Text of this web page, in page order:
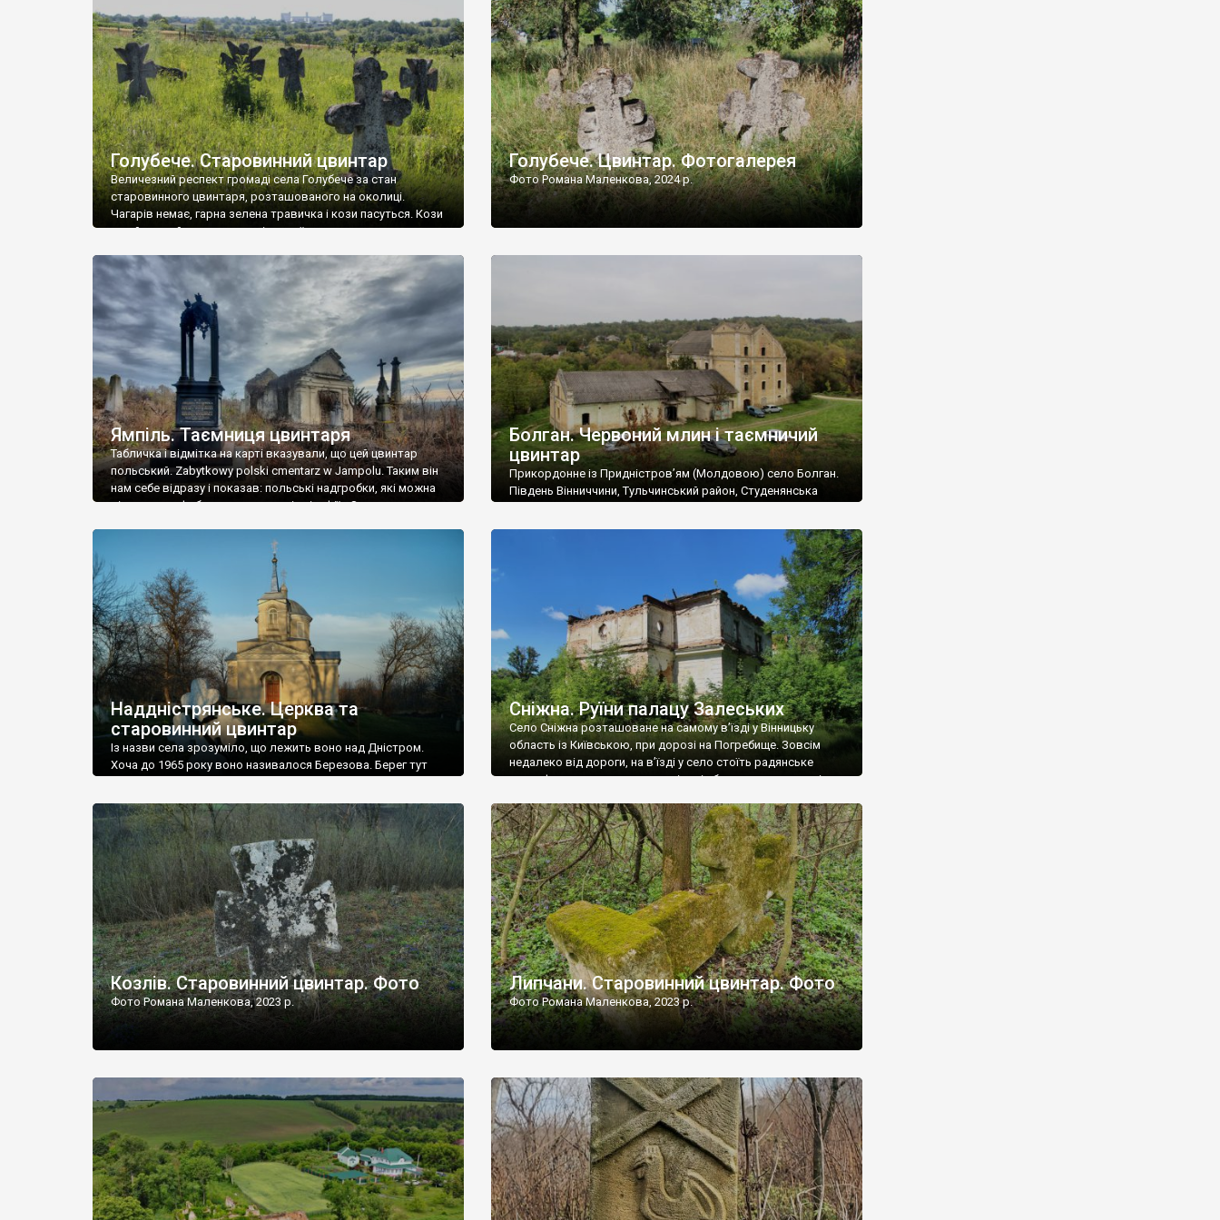
[…]
Голубече. Старовинний цвинтар
Величезний респект громаді села Голубече за стан
старовинного цвинтаря, розташованого на околиці.
Чагарів немає, гарна зелена травичка і кози пасуться. Кози
– найкращий регулятор шкідливої, для старих кладовищ,
бруньками, кози ті бруньки обгризають, бо то улюблений
делікатес. На цвинтарі у Голубечому ціла колекція
різноманітних форм хрестів. Село відносно невелике, […]
Голубече. Цвинтар. Фотогалерея
Фото Романа Маленкова, 2024 р.
Ямпіль. Таємниця цвинтаря
Табличка і відмітка на карті вказували, що цей цвинтар
польський. Zabytkowy polski cmentarz w Jampolu. Таким він
нам себе відразу і показав: польські надгробки, які можна
віднести до фабричних, польські епітафії… Загалом цвинтар
виявилося більше семи гектарів. Перше враження про
абсолютну звичайність польського цвинтаря виявилося
оманливим – […]
Болган. Червоний млин і таємничий
цвинтар
Прикордонне із Придністров’ям (Молдовою) село Болган.
Південь Вінниччини, Тульчинський район, Студенянська
старовинний цвинтар із кам’яними хрестами. Всі епітафії, які
збереглися, написані кирилицею, церковнослов’янською
мовою. За всіма традиційними ознаками – цвинтар
український. Хрести датуються 19 століттям. У 1924-1940
роках Болган […]
Наддністрянське. Церква та
старовинний цвинтар
Із назви села зрозуміло, що лежить воно над Дністром.
Хоча до 1965 року воно називалося Березова. Берег тут
Наддністрянське відрізняється від більшості навколишніх
сіл. У селі є мурована Михайлівська церква. Точної дати […]
Сніжна. Руїни палацу Залеських
Село Сніжна розташоване на самому в’їзді у Вінницьку
область із Київською, при дорозі на Погребище. Зовсім
недалеко від дороги, на в’їзді у село стоїть радянське
рельєфне пано, яке показує жінку і яблуню, а трохи далі,
дороги їх не видно, але видно дві стареньких колії у траві –
[…]
Козлів. Старовинний цвинтар. Фото
Фото Романа Маленкова, 2023 р.
Липчани. Старовинний цвинтар. Фото
Фото Романа Маленкова, 2023 р.